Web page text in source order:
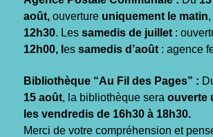
août, ouverture uniquement le matin
12h30. Les samedis de juillet :
12h00, l es samedis d’août : agence
Bibliothèque “Au Fil des Pages” :
15 août, la bibliothèque sera ouverte
les vendredis de 16h30 à 18h30.
Merci de votre compréhension et